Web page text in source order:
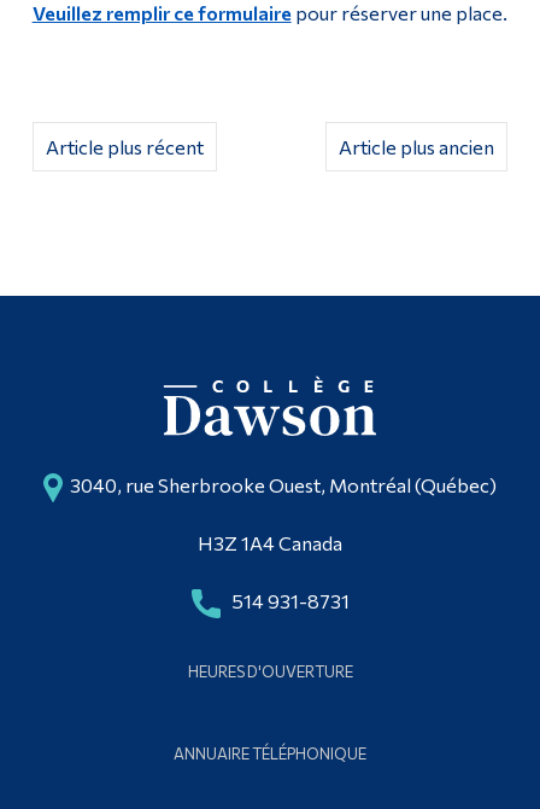
Veuillez remplir ce formulairepour réserver une place.
Article plus ancien
Article plus récent
3040, rue Sherbrooke Ouest, Montréal (Québec)
H3Z 1A4 Canada
514 931-8731
HEURES D'OUVERTURE
ANNUAIRE TÉLÉPHONIQUE